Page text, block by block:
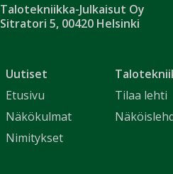
Talotekniikka-Julkaisut Oy
Sitratori 5, 00420 Helsinki
Uutiset
Etusivu
Näkökulmat
Nimitykset
Tilaa lehti